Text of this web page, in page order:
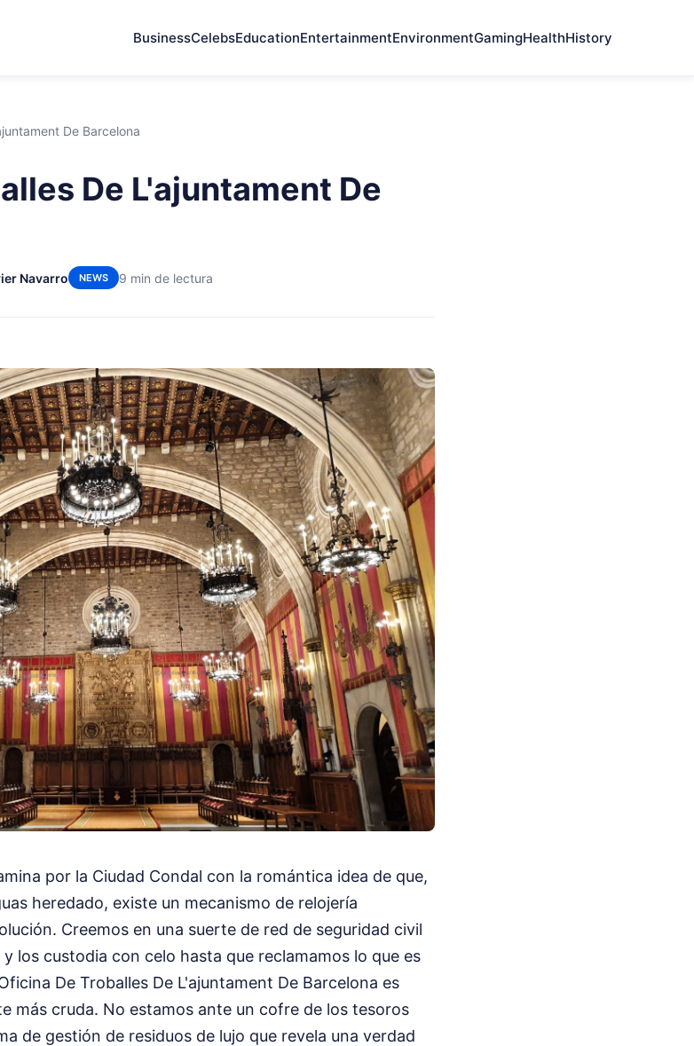
BusinessCelebsEducationEntertainmentEnvironmentGamingHealthHistory
De Barcelona
De L'ajuntament De
Navarro NEWS 9 min de lectura
por la Ciudad Condal con la romántica idea de que,
heredado, existe un mecanismo de relojería
Creemos en una suerte de red de seguridad civil
los custodia con celo hasta que reclamamos lo que es
De Troballes De L'ajuntament De Barcelona es
más cruda. No estamos ante un cofre de los tesoros
de gestión de residuos de lujo que revela una verdad